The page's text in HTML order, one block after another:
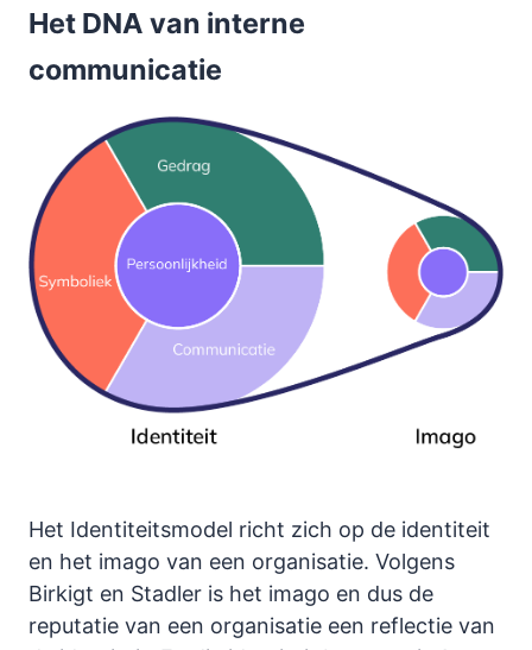
Het DNA van interne
communicatie
Het Identiteitsmodel richt zich op de identiteit
en het imago van een organisatie. Volgens
Birkigt en Stadler is het imago en dus de
reputatie van een organisatie een reflectie van